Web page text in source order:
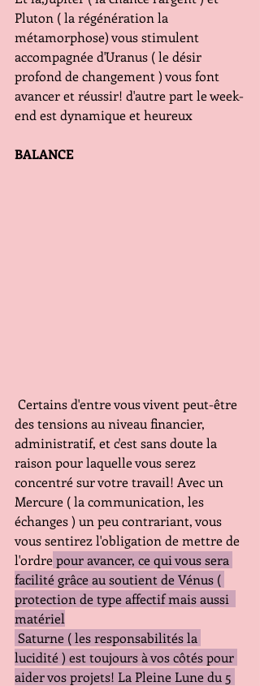
Pluton ( la régénération la
métamorphose) vous stimulent
accompagnée d'Uranus ( le désir
profond de changement ) vous font
avancer et réussir! d'autre part le week-
end est dynamique et heureux
BALANCE
des tensions au niveau financier,
administratif, et c'est sans doute la
raison pour laquelle vous serez
concentré sur votre travail! Avec un
Mercure ( la communication, les
échanges ) un peu contrariant, vous
vous sentirez l'obligation de mettre de
l'ordre pour avancer, ce qui vous sera
facilité grâce au soutient de Vénus (
protection de type affectif mais aussi
matériel
lucidité ) est toujours à vos côtés pour
aider vos projets! La Pleine Lune du 5